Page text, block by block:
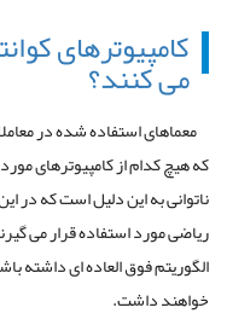
کامپیوترهای
می کنند؟
معماهای استفاده شده در
که هیچ کدام از کامپیوترهای
ناتوانی به این دلیل است که در
ریاضی مورد استفاده قرار می
الگوریتم فوق العاده ای داشته
خواهند داشت.